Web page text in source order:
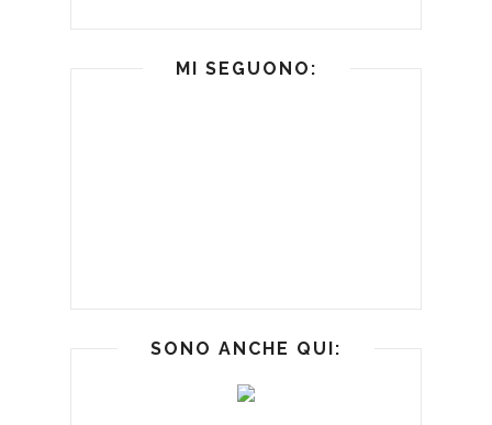
MI SEGUONO:
SONO ANCHE QUI: